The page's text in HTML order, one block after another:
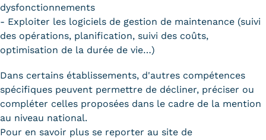
dysfonctionnements
- Exploiter les logiciels de gestion de maintenance (suivi
des opérations, planification, suivi des coûts,
optimisation de la durée de vie…)
Dans certains établissements, d'autres compétences
spécifiques peuvent permettre de décliner, préciser ou
compléter celles proposées dans le cadre de la mention
au niveau national.
Pour en savoir plus se reporter au site de